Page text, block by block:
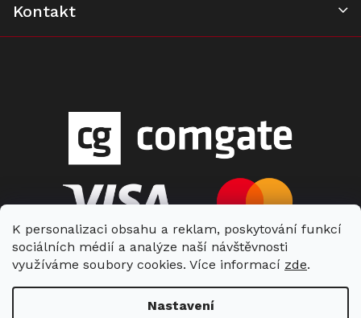
K personalizaci obsahu a reklam, poskytování funkcí
sociálních médií a analýze naší návštěvnosti
využíváme soubory cookies. Více informací zde.
Nastavení
Kontakt